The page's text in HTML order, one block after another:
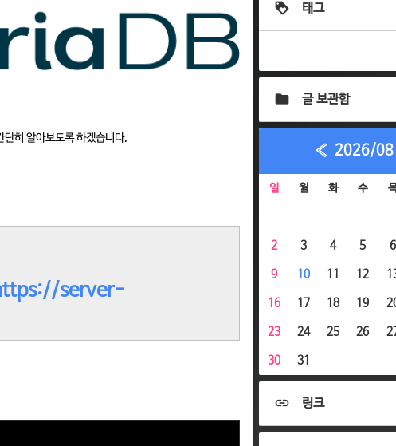
히 알아보도록 하겠습니다.
server-
태그
글 보관함
« 2026/08
일 월 화 수
2 3 4 5 6
9 10 11 12
16 17 18 19
23 24 25 26
30 31
링크